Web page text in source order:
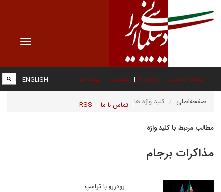
Toggle
صفحه نخست درباره ما عضویت پیوند ها
تماس با ما RSS
ENGLISH
صفحه‌اصلی کلید واژه ها
مطالب مرتبط با کلید واژه
مذاکرات برجام
رودررو با ترامپ